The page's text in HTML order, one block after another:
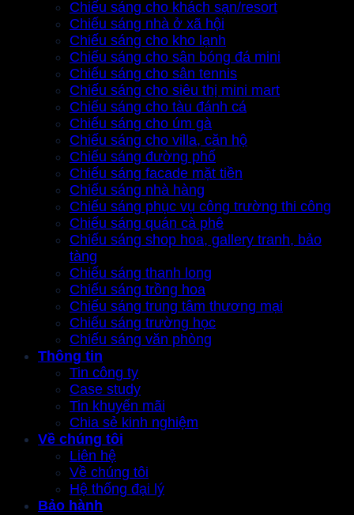
Chiếu sáng cho khách sạn/resort
Chiếu sáng nhà ở xã hội
Chiếu sáng cho kho lạnh
Chiếu sáng cho sân bóng đá mini
Chiếu sáng cho sân tennis
Chiếu sáng cho siêu thị mini mart
Chiếu sáng cho tàu đánh cá
Chiếu sáng cho úm gà
Chiếu sáng cho villa, căn hộ
Chiếu sáng đường phố
Chiếu sáng facade mặt tiền
Chiếu sáng nhà hàng
Chiếu sáng phục vụ công trường thi công
Chiếu sáng quán cà phê
Chiếu sáng shop hoa, gallery tranh, bảo
tàng
Chiếu sáng thanh long
Chiếu sáng trồng hoa
Chiếu sáng trung tâm thương mại
Chiếu sáng trường học
Chiếu sáng văn phòng
Thông tin
Tin công ty
Case study
Tin khuyến mãi
Chia sẻ kinh nghiệm
Về chúng tôi
Liên hệ
Về chúng tôi
Hệ thống đại lý
Bảo hành